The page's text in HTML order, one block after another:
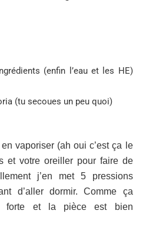
(enfin l’eau et les HE)
(tu secoues un peu quoi)
vaporiser (ah oui c’est ça le
et votre oreiller pour faire de
j’en met 5 pressions
d’aller dormir. Comme ça
forte et la pièce est bien